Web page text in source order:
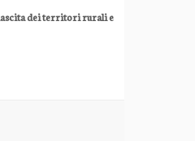
dei territori rurali e